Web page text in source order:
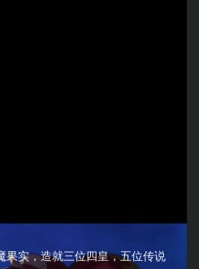
果实，造就三位四皇，五位传说